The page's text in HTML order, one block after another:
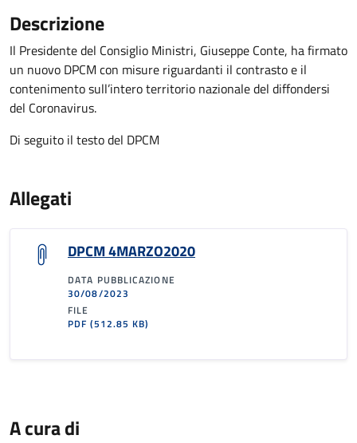
Descrizione
Il Presidente del Consiglio Ministri, Giuseppe Conte, ha firmato
un nuovo DPCM con misure riguardanti il contrasto e il
contenimento sull’intero territorio nazionale del diffondersi
del Coronavirus.
Di seguito il testo del DPCM
Allegati
DPCM 4MARZO2020
DATA PUBBLICAZIONE
30/08/2023
FILE
PDF(512.85 KB)
A cura di